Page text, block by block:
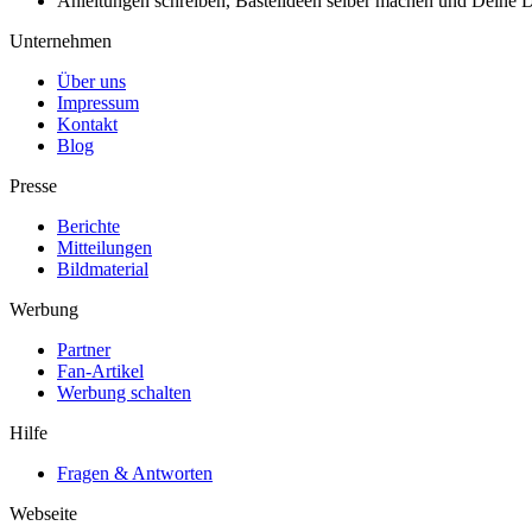
Unternehmen
Über uns
Impressum
Kontakt
Blog
Presse
Berichte
Mitteilungen
Bildmaterial
Werbung
Partner
Fan-Artikel
Werbung schalten
Hilfe
Fragen & Antworten
Webseite